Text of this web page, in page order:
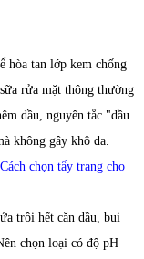
hòa tan lớp kem chống
rửa mặt thông thường
dầu, nguyên tắc "dầu
không gây khô da.
| Cách chọn tẩy trang cho
trôi hết cặn dầu, bụi
chọn loại có độ pH